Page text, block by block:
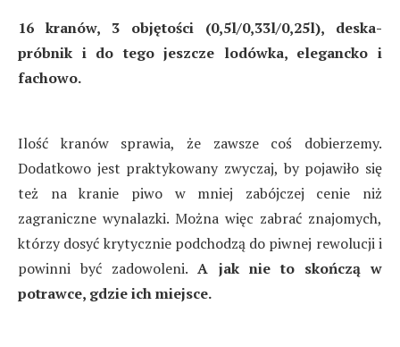
16 kranów, 3 objętości (0,5l/0,33l/0,25l), deska-
próbnik i do tego jeszcze lodówka, elegancko i
fachowo.
Ilość kranów sprawia, że zawsze coś dobierzemy.
Dodatkowo jest praktykowany zwyczaj, by pojawiło się
też na kranie piwo w mniej zabójczej cenie niż
zagraniczne wynalazki. Można więc zabrać znajomych,
którzy dosyć krytycznie podchodzą do piwnej rewolucji i
powinni być zadowoleni.A jak nie to skończą w
potrawce, gdzie ich miejsce.